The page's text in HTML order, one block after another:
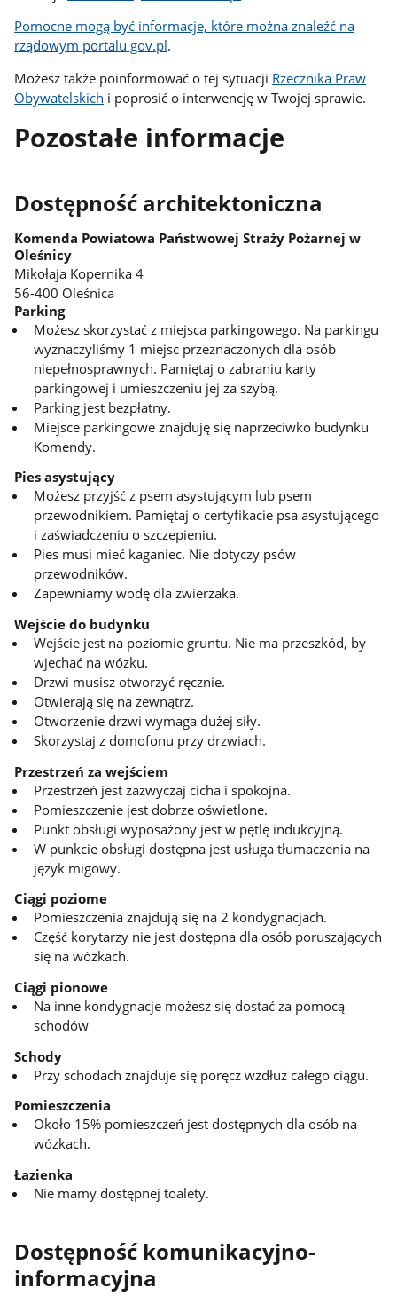
Pomocne mogą być informacje, które można znaleźć na
rządowym portalu gov.pl.
Możesz także poinformować o tej sytuacji Rzecznika Praw
Obywatelskich i poprosić o interwencję w Twojej sprawie.
Pozostałe informacje
Dostępność architektoniczna
Komenda Powiatowa Państwowej Straży Pożarnej w
Oleśnicy
Mikołaja Kopernika 4
56-400 Oleśnica
Parking
Możesz skorzystać z miejsca parkingowego. Na parkingu
wyznaczyliśmy 1 miejsc przeznaczonych dla osób
niepełnosprawnych. Pamiętaj o zabraniu karty
parkingowej i umieszczeniu jej za szybą.
Parking jest bezpłatny.
Miejsce parkingowe znajduję się naprzeciwko budynku
Komendy.
Pies asystujący
Możesz przyjść z psem asystującym lub psem
przewodnikiem. Pamiętaj o certyfikacie psa asystującego
i zaświadczeniu o szczepieniu.
Pies musi mieć kaganiec. Nie dotyczy psów
przewodników.
Zapewniamy wodę dla zwierzaka.
Wejście do budynku
Wejście jest na poziomie gruntu. Nie ma przeszkód, by
wjechać na wózku.
Drzwi musisz otworzyć ręcznie.
Otwierają się na zewnątrz.
Otworzenie drzwi wymaga dużej siły.
Skorzystaj z domofonu przy drzwiach.
Przestrzeń za wejściem
Przestrzeń jest zazwyczaj cicha i spokojna.
Pomieszczenie jest dobrze oświetlone.
Punkt obsługi wyposażony jest w pętlę indukcyjną.
W punkcie obsługi dostępna jest usługa tłumaczenia na
język migowy.
Ciągi poziome
Pomieszczenia znajdują się na 2 kondygnacjach.
Część korytarzy nie jest dostępna dla osób poruszających
się na wózkach.
Ciągi pionowe
Na inne kondygnacje możesz się dostać za pomocą
schodów
Schody
Przy schodach znajduje się poręcz wzdłuż całego ciągu.
Pomieszczenia
Około 15% pomieszczeń jest dostępnych dla osób na
wózkach.
Łazienka
Nie mamy dostępnej toalety.
Dostępność komunikacyjno-
informacyjna